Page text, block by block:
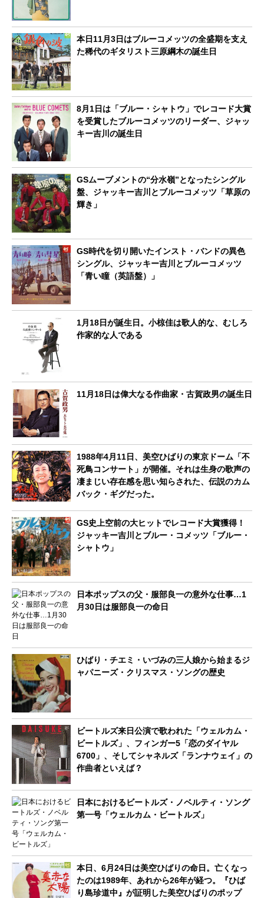
本日11月3日はブルーコメッツの全盛期を支え
た稀代のギタリスト三原綱木の誕生日
8月1日は「ブルー・シャトウ」でレコード大賞
を受賞したブルーコメッツのリーダー、ジャッ
キー吉川の誕生日
GSムーブメントの“分水嶺”となったシングル
盤、ジャッキー吉川とブルーコメッツ「草原の
輝き」
GS時代を切り開いたインスト・バンドの異色
シングル、ジャッキー吉川とブルーコメッツ
「青い瞳（英語盤）」
1月18日が誕生日。小椋佳は歌人的な、むしろ
作家的な人である
11月18日は偉大なる作曲家・古賀政男の誕生日
1988年4月11日、美空ひばりの東京ドーム「不
死鳥コンサート」が開催。それは生身の歌声の
凄まじい存在感を思い知らされた、伝説のカム
バック・ギグだった。
GS史上空前の大ヒットでレコード大賞獲得！
ジャッキー吉川とブルー・コメッツ「ブルー・
シャトウ」
日本ポップスの父・服部良一の意外な仕事…1
月30日は服部良一の命日
ひばり・チエミ・いづみの三人娘から始まるジ
ャパニーズ・クリスマス・ソングの歴史
ビートルズ来日公演で歌われた「ウェルカム・
ビートルズ」、フィンガー5「恋のダイヤル
6700」、そしてシャネルズ「ランナウェイ」の
作曲者といえば？
日本におけるビートルズ・ノベルティ・ソング
第一号「ウェルカム・ビートルズ」
本日、6月24日は美空ひばりの命日。亡くなっ
たのは1989年、あれから26年が経つ。『ひば
り島珍道中』が証明した美空ひばりのポップ